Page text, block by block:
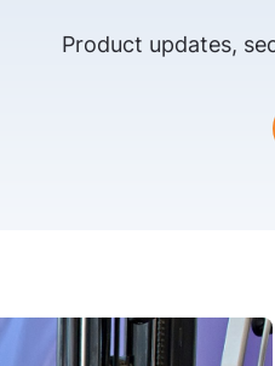
Product updates,